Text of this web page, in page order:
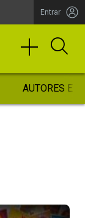
Entrar
AUTORES